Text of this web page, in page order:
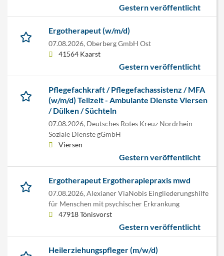
Gestern veröffentlicht
Ergotherapeut (w/m/d)
07.08.2026, Oberberg GmbH Ost
41564 Kaarst
Gestern veröffentlicht
Pflegefachkraft / Pflegefachassistenz / MFA
(w/m/d) Teilzeit - Ambulante Dienste Viersen
/ Dülken / Süchteln
07.08.2026, Deutsches Rotes Kreuz Nordrhein
Soziale Dienste gGmbH
Viersen
Gestern veröffentlicht
Ergotherapeut Ergotherapiepraxis mwd
07.08.2026, Alexianer ViaNobis Eingliederungshilfe
für Menschen mit psychischer Erkrankung
47918 Tönisvorst
Gestern veröffentlicht
Heilerziehungspfleger (m/w/d)